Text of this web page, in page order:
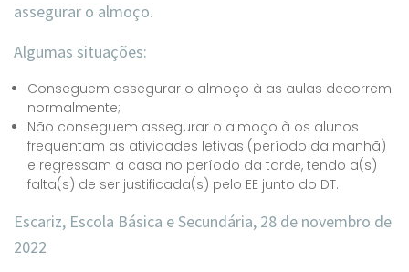
assegurar o almoço.
Algumas situações:
Conseguem assegurar o almoço à as aulas decorrem
normalmente;
Não conseguem assegurar o almoço à os alunos
frequentam as atividades letivas (período da manhã)
e regressam a casa no período da tarde, tendo a(s)
falta(s) de ser justificada(s) pelo EE junto do DT.
Escariz, Escola Básica e Secundária, 28 de novembro de
2022